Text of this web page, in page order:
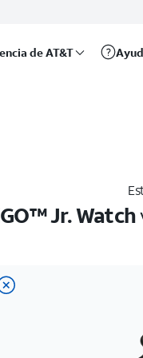
de AT&T
Jr. Watch